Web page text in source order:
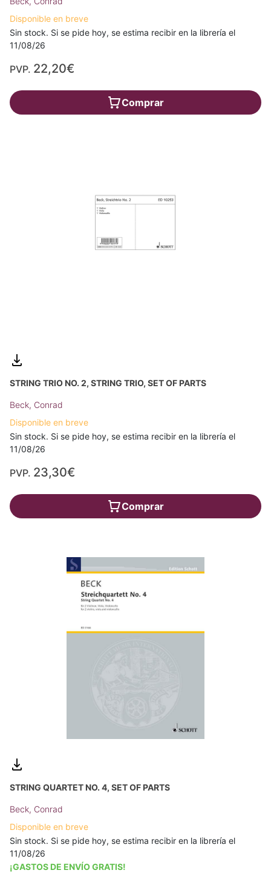
Disponible en breve
Sin stock. Si se pide hoy, se estima recibir en la librería el
11/08/26
PVP. 22,20€
Comprar
STRING TRIO NO. 2, STRING TRIO, SET OF PARTS
Beck, Conrad
Disponible en breve
Sin stock. Si se pide hoy, se estima recibir en la librería el
11/08/26
PVP. 23,30€
Comprar
STRING QUARTET NO. 4, SET OF PARTS
Beck, Conrad
Disponible en breve
Sin stock. Si se pide hoy, se estima recibir en la librería el
11/08/26
¡GASTOS DE ENVÍO GRATIS!